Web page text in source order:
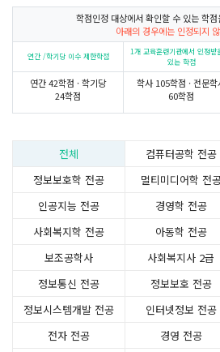
학점인정 대상에서 확인할 수 있는 학
아래의 경우에는 인정되지
연간 /학기당 이수 제한학점
1개 교육훈련기관에서 인정받
있는 학점
연간42학점 · 학기당
24학점
학사105학점 · 전문
60학점
전체 컴퓨터공학 전공
정보보호학 전공
멀티미디어학 전
인공지능 전공
경영학 전공
사회복지학 전공
아동학 전공
보조공학사
사회복지사 2급
정보통신 전공
정보보호 전공
정보시스템개발 전공
인터넷정보 전공
전자 전공
경영 전공